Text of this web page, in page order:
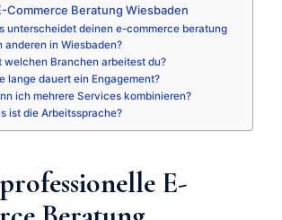
Commerce Beratung Wiesbaden
unterscheidet deinen e-commerce beratung
anderen in Wiesbaden?
welchen Branchen arbeitest du?
lange dauert ein Engagement?
ich mehrere Services kombinieren?
ist die Arbeitssprache?
E-